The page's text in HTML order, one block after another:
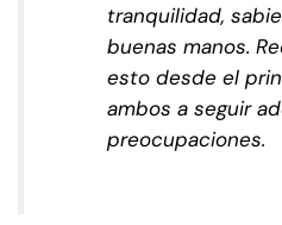
tranquilidad,
buenas manos.
esto desde el
ambos a seguir
preocupaciones.